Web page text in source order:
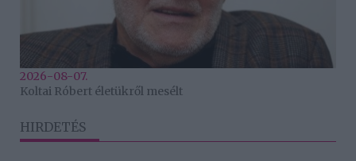
2026-08-07.
Koltai Róbert életükről mesélt
HIRDETÉS